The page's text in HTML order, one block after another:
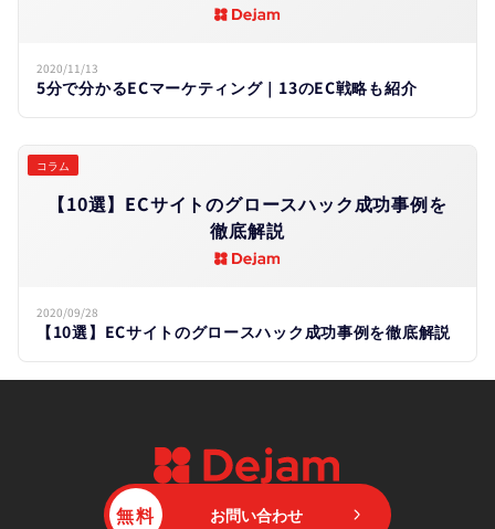
2020/11/13
5分で分かるECマーケティング｜13のEC戦略も紹介
【10選】ECサイトの​グロースハック成功事例を​
徹底解説
コラム
2020/09/28
【10選】ECサイトのグロースハック成功事例を徹底解説
無料 お問い合わせ